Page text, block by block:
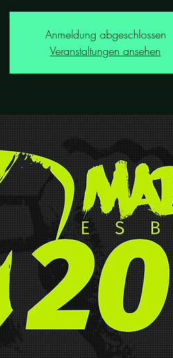
Anmeldung abgeschlossen
Veranstaltungen ansehen